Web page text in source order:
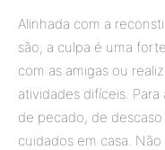
Alinhada com a
são, a culpa é uma
com as amigas ou
atividades difíceis.
de pecado, de
cuidados em casa.